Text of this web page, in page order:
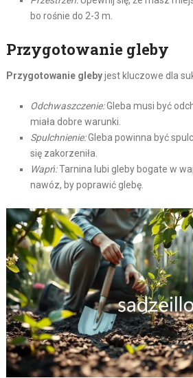
bo rośnie do 2-3 m.
Przygotowanie gleby
Przygotowanie glebyjest kluczowe dla
Odchwaszczenie:Gleba musi być
miała dobre warunki.
Spulchnienie:Gleba powinna być
się zakorzeniła.
Wapń:Tarnina lubi gleby bogate w
nawóz, by poprawić glebę.